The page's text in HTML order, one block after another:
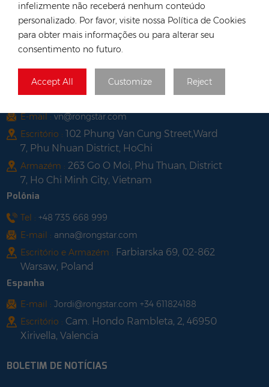
infelizmente não receberá nenhum conteúdo
personalizado. Por favor, visite nossa Política de Cookies
para obter mais informações ou para alterar seu
consentimento no futuro.
Accept All Customize Reject
Tel :+852 54222219
E-mail :
hk@rongstar.com
Escritório e Armazém :39 Kung-Um Road,
Vietnã
E-mail :vn@rongstar.com
Escritório : 102 Phung Van Cung Street,Ward
7, Phu Nhuan District, HoChi
Armazém : 263 Go O Moi, Phu Thuan, District
7, Ho Chi Minh City, Vietnam
Polônia
Tel : +48 735 668 999
E-mail : anna@rongstar.com
Escritório e Armazém : Farbiarska 69, 02-862
Warsaw, Poland
Espanha
E-mail : Jordi@rongstar.com +34 611824188
Escritório : Cam. Hondo Rambleta, 2, 46950
Xirivella, Valencia
BOLETIM DE NOTÍCIAS